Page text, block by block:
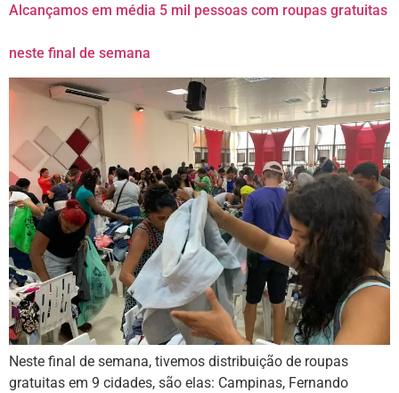
Alcançamos em média 5 mil pessoas com roupas gratuitas
neste final de semana
Neste final de semana, tivemos distribuição de roupas
gratuitas em 9 cidades, são elas: Campinas, Fernando